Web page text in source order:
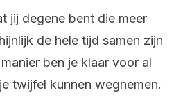
jij degene bent die meer
de hele tijd samen zijn
ben je klaar voor al
twijfel kunnen wegnemen.